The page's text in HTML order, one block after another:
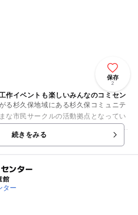
保存
2
作イベントも楽しいみんなのコミセン
る杉久保地域にある杉久保コミュニテ
な市民サークルの活動拠点となってい
続きをみる
ンター
館